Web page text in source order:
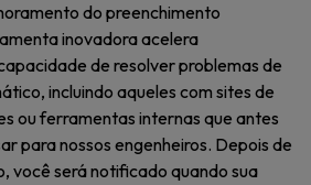
do preenchimento
inovadora acelera
de resolver problemas de
incluindo aqueles com sites de
ou ferramentas internas que antes
para nossos engenheiros. Depois de
você será notificado quando sua